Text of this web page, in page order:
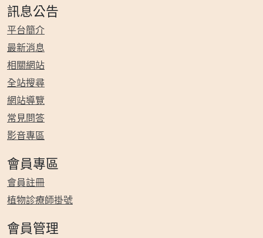
訊息公告
平台簡介
最新消息
相關網站
全站搜尋
網站導覽
常見問答
影音專區
會員專區
會員註冊
植物診療師掛號
會員管理